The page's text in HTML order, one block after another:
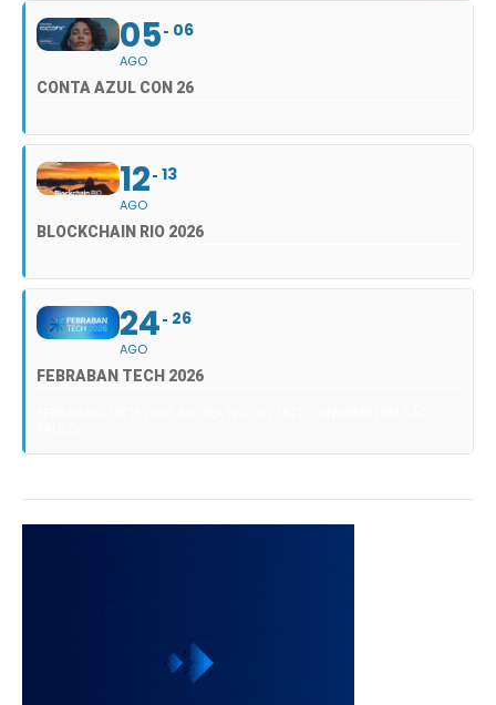
05
AGO
06
CONTA AZUL CON 26
12
AGO
13
BLOCKCHAIN RIO 2026
24
AGO
26
FEBRABAN TECH 2026